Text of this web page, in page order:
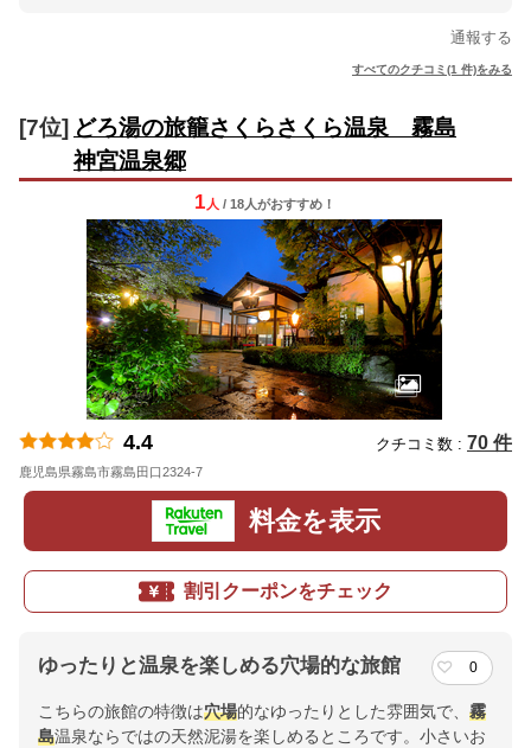
通報する
すべてのクチコミ(1 件)をみる
[7位] どろ湯の旅籠さくらさくら温泉 霧島
神宮温泉郷
1 人 / 18人がおすすめ！
4.4 クチコミ数 : 70 件
鹿児島県霧島市霧島田口2324-7
料金を表示
割引クーポンをチェック
ゆったりと温泉を楽しめる穴場的な旅館 0
こちらの旅館の特徴は穴場的なゆったりとした雰囲気で、 霧
島温泉ならではの天然泥湯を楽しめるところです。小さいお